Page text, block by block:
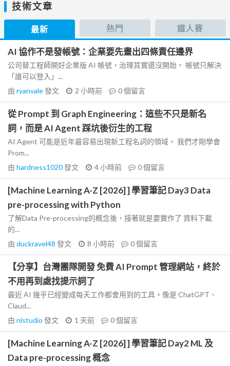
技術文章
最新 熱門 鐵人賽
AI 協作不是發帳號：企業要先畫出四條責任邊界
公司替工程師開好企業版 AI 帳號，治理其實還沒開始。 帳號只解決
「誰可以登入」...
由 ryanvale發文 2 小時前 0個留言
從 Prompt 到 Graph Engineering：這些不只是新名
詞，而是 AI Agent 踩坑後衍生的工程
AI Agent 可能是近年最容易出現新工程名詞的領域。 我們才剛學會
Prom...
由 hardness1020發文 4 小時前 0個留言
[Machine Learning A-Z [2026] ] 學習筆記 Day3 Data
pre-processing with Python
了解Data Pre-processing的概念後，接著就是要實作了 資料下載
的...
由 duckravel48 發文 8 小時前 0個留言
【分享】台灣團隊開發 免費 AI Prompt 管理網站，終於
不用再到處找提示詞了
最近 AI 幾乎已經變成每天工作都會用到的工具。像是 ChatGPT、
Claud...
由 nlstudio 發文 1 天前 0個留言
[Machine Learning A-Z [2026] ] 學習筆記 Day2 ML 及
Data pre-processing 概念